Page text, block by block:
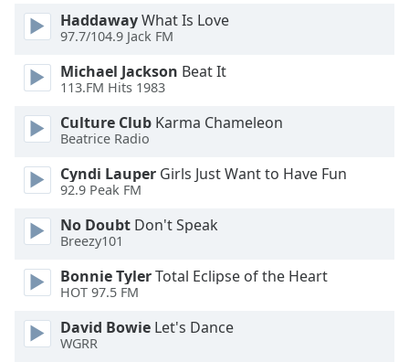
window.
Text
Background
HaddawayWhat Is Love
97.7/104.9 Jack FM
Michael Jackson Beat It
113.FM Hits 1983
Culture Club Karma Chameleon
Beatrice Radio
Cyndi Lauper Girls Just Want to Have Fun
92.9 Peak FM
No Doubt Don't Speak
Breezy101
Bonnie TylerTotal Eclipse of the Heart
HOT 97.5 FM
David Bowie Let's Dance
WGRR